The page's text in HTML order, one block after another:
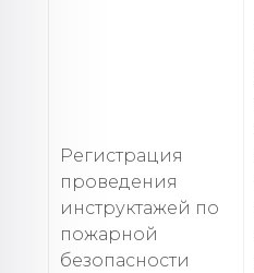
Регистрация
проведения
инструктажей по
пожарной
безопасности